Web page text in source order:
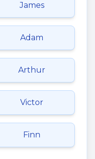
James
Adam
Arthur
Victor
Finn